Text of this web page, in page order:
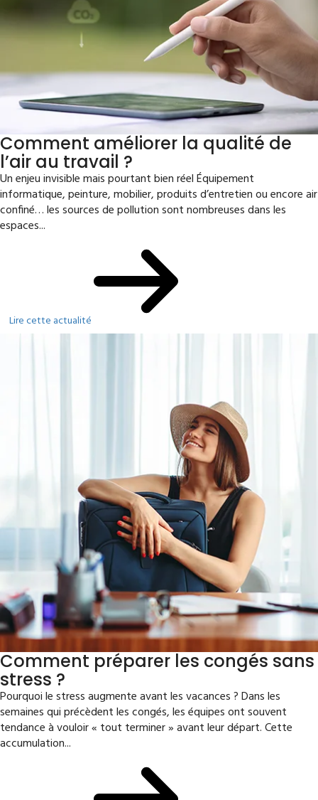
Comment améliorer la qualité de
l’air au travail ?
Un enjeu invisible mais pourtant bien réel Équipement
informatique, peinture, mobilier, produits d’entretien ou encore air
confiné… les sources de pollution sont nombreuses dans les
espaces...
Lire cette actualité
Comment préparer les congés sans
stress ?
Pourquoi le stress augmente avant les vacances ? Dans les
semaines qui précèdent les congés, les équipes ont souvent
tendance à vouloir « tout terminer » avant leur départ. Cette
accumulation...